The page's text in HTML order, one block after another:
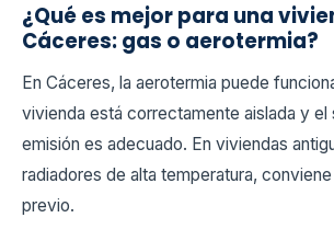
¿Qué es mejor para una
Cáceres: gas o aerotermia?
En Cáceres, la aerotermia puede
vivienda está correctamente aislada y el
emisión es adecuado. En viviendas
radiadores de alta temperatura,
previo.